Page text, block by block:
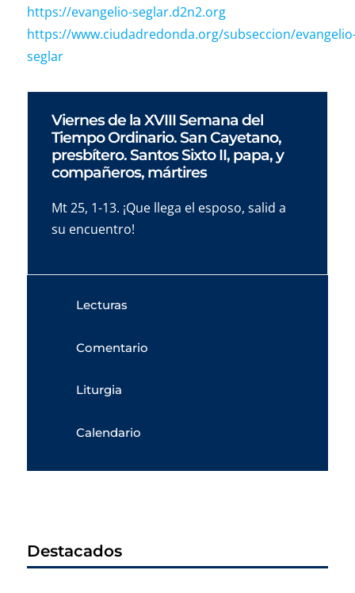
https://evangelio-seglar.d2n2.org
https://www.ciudadredonda.org/subseccion/
seglar
Viernes de la XVIII Semana del
Tiempo Ordinario. San Cayetano,
presbítero. Santos Sixto II, papa, y
compañeros, mártires
Mt 25, 1-13. ¡Que llega el esposo, salid a
su encuentro!
Lecturas
Comentario
Liturgia
Calendario
Destacados